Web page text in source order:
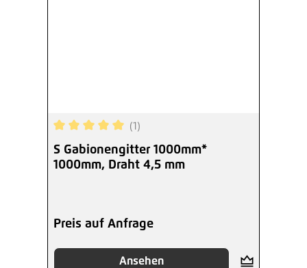
Durchschnittliche Bewertung von 5 von 5
(1)
S Gabionengitter 1000mm*
1000mm, Draht 4,5 mm
Preis auf Anfrage
Ansehen